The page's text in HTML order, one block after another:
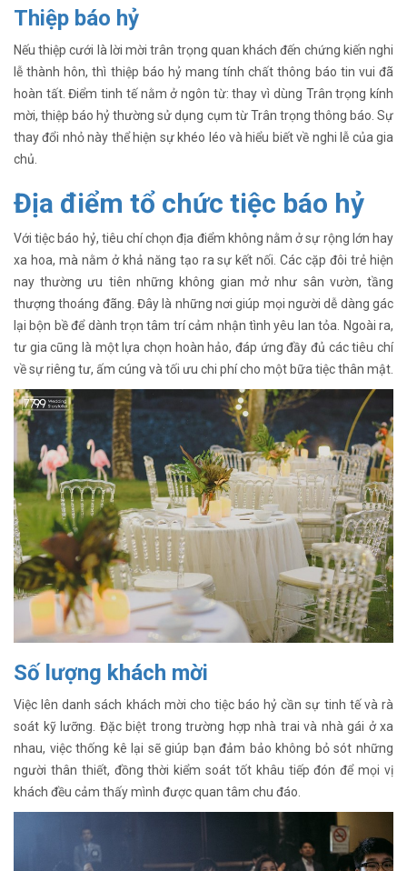
Thiệp báo hỷ
Nếu thiệp cưới là lời mời trân trọng quan khách đến chứng kiến nghi
lễ thành hôn, thì thiệp báo hỷ mang tính chất thông báo tin vui đã
hoàn tất. Điểm tinh tế nằm ở ngôn từ: thay vì dùng Trân trọng kính
mời, thiệp báo hỷ thường sử dụng cụm từ Trân trọng thông báo. Sự
thay đổi nhỏ này thể hiện sự khéo léo và hiểu biết về nghi lễ của gia
chủ.
Địa điểm tổ chức tiệc báo hỷ
Với tiệc báo hỷ, tiêu chí chọn địa điểm không nằm ở sự rộng lớn hay
xa hoa, mà nằm ở khả năng tạo ra sự kết nối. Các cặp đôi trẻ hiện
nay thường ưu tiên những không gian mở như sân vườn, tầng
thượng thoáng đãng. Đây là những nơi giúp mọi người dễ dàng gác
lại bộn bề để dành trọn tâm trí cảm nhận tình yêu lan tỏa. Ngoài ra,
tư gia cũng là một lựa chọn hoàn hảo, đáp ứng đầy đủ các tiêu chí
về sự riêng tư, ấm cúng và tối ưu chi phí cho một bữa tiệc thân mật.
Số lượng khách mời
Việc lên danh sách khách mời cho tiệc báo hỷ cần sự tinh tế và rà
soát kỹ lưỡng. Đặc biệt trong trường hợp nhà trai và nhà gái ở xa
nhau, việc thống kê lại sẽ giúp bạn đảm bảo không bỏ sót những
người thân thiết, đồng thời kiểm soát tốt khâu tiếp đón để mọi vị
khách đều cảm thấy mình được quan tâm chu đáo.